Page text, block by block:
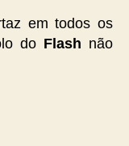
em todos os
do Flash não